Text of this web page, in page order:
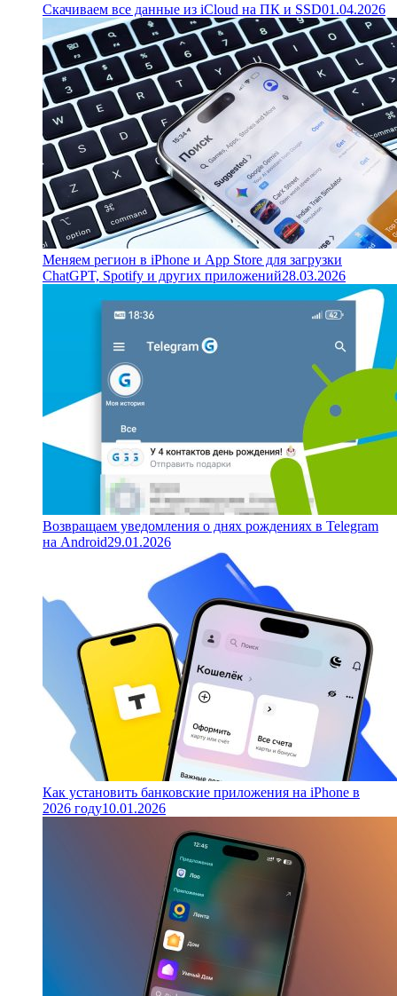
Скачиваем все данные из iCloud на ПК и SSD01.04.2026
Меняем регион в iPhone и App Store для загрузки
ChatGPT, Spotify и других приложений28.03.2026
Возвращаем уведомления о днях рождениях в Telegram
на Android29.01.2026
Как установить банковские приложения на iPhone в
2026 году10.01.2026